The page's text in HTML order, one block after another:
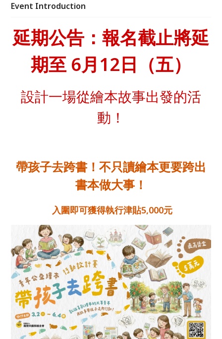
Event Introduction
延期公告：報名截止將延
期至 6月12日（五）
設計一場從繪本故事出發的活
動！
帶孩子去跨書！不只讀繪本更要跨出
書本做大事！
入圍即可獲得執行津貼5,000元